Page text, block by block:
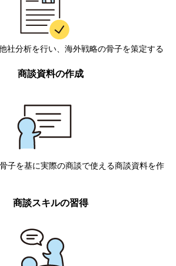
社分析を行い、海外戦略の骨子を策定する
商談資料の作成
子を基に実際の商談で使える商談資料を作
商談スキルの習得